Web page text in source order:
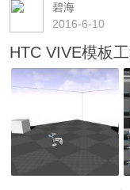
碧海
2016-6-10
HTC VIVE模板